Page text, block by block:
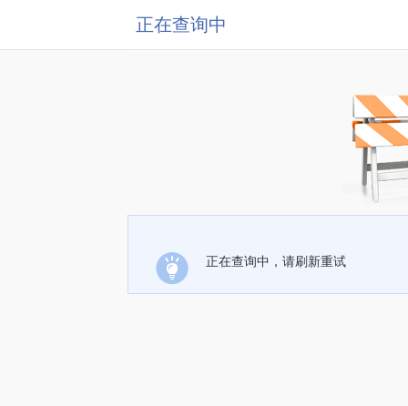
正在查询中
正在查询中，请刷新重试